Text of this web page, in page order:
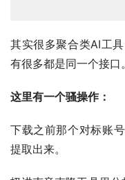
其实很多聚合类AI工
有很多都是同一个接口。
这里有一个骚操作：
下载之前那个对标账
提取出来。